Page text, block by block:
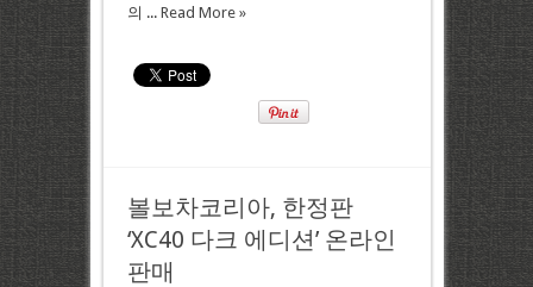
의 ... Read More »
볼보차코리아, 한정판
‘XC40 다크 에디션’ 온라인
판매